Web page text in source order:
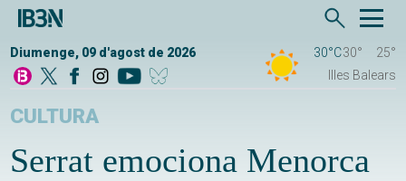
Diumenge, 09 d'agost de 2026 30°C30°
25°
Illes Balears
CULTURA
Serrat emociona Menorca